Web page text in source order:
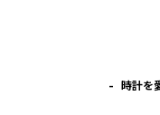
時計を